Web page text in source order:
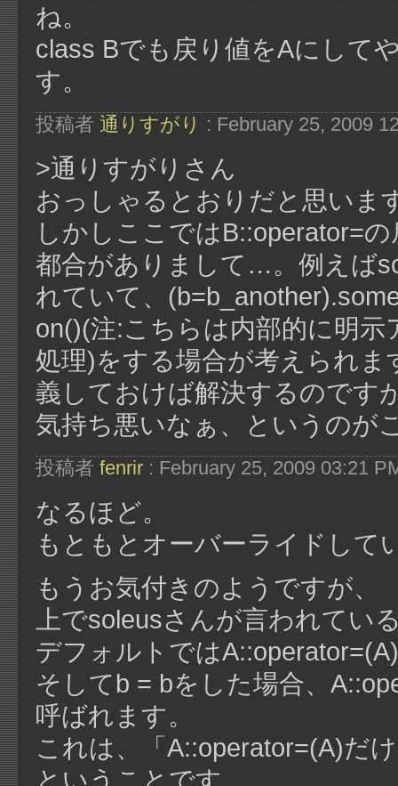
ね。
class Bでも戻り値をAにして
す。
投稿者 通りすがり : February 25, 2009
>通りすがりさん
おっしゃるとおりだと思いま
しかしここではB::operator=
都合がありまして…。例えば
れていて、
on()(注:こちらは内部的に明
処理)をする場合が考えられま
義しておけば解決するのです
気持ち悪いなぁ、というのが
投稿者 fenrir : February 25, 2009 03:21
なるほど。
もともとオーバーライドして
もうお気付きのようですが、
上でsoleusさんが言われてい
デフォルトでは
そしてb = bをした場合、
呼ばれます。
これは、「A::operator=(A)だ
ということです。